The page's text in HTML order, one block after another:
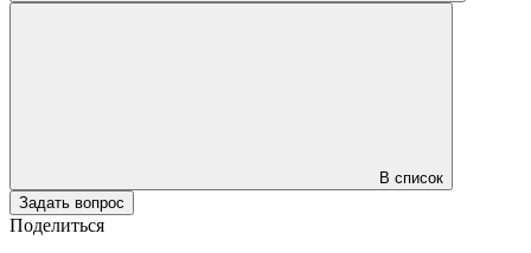
В список
Задать вопрос
Поделиться